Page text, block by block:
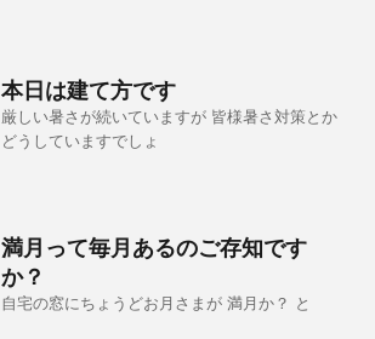
本日は建て方です
厳しい暑さが続いていますが 皆様暑さ対策とか
どうしていますでしょ
満月って毎月あるのご存知です
か？
自宅の窓にちょうどお月さまが 満月か？ と